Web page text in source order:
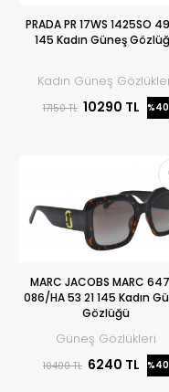
PRADA PR 17WS 1425SO
145 Kadın Güneş
Kadın Güneş
17150 TL 10290 TL %40
MARC JACOBS MARC
086/HA 53 21 145 Kadın
Gözlüğü
Güneş Gözlükleri
10400 TL 6240 TL %40